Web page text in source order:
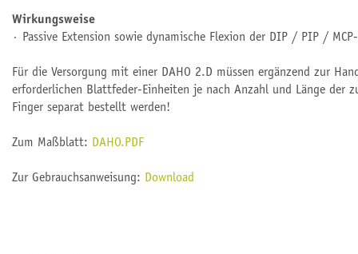
Wirkungsweise
∙ Passive Extension sowie dynamische Flexion der DIP / PIP /
Für die Versorgung mit einer DAHO 2.D müssen ergänzend zur
erforderlichen Blattfeder-Einheiten je nach Anzahl und Länge der
Finger separat bestellt werden!
Zum Maßblatt: DAHO.PDF
Zur Gebrauchsanweisung: Download